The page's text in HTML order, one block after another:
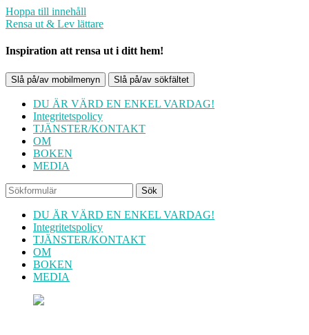
Hoppa till innehåll
Rensa ut & Lev lättare
Inspiration att rensa ut i ditt hem!
Slå på/av mobilmenyn Slå på/av sökfältet
DU ÄR VÄRD EN ENKEL VARDAG!
Integritetspolicy
TJÄNSTER/KONTAKT
OM
BOKEN
MEDIA
Sök
DU ÄR VÄRD EN ENKEL VARDAG!
Integritetspolicy
TJÄNSTER/KONTAKT
OM
BOKEN
MEDIA